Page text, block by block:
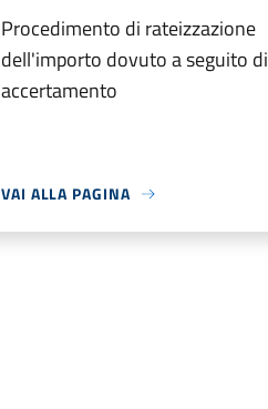
Procedimento di rateizzazione
dell'importo dovuto a seguito di
accertamento
VAI ALLA PAGINA